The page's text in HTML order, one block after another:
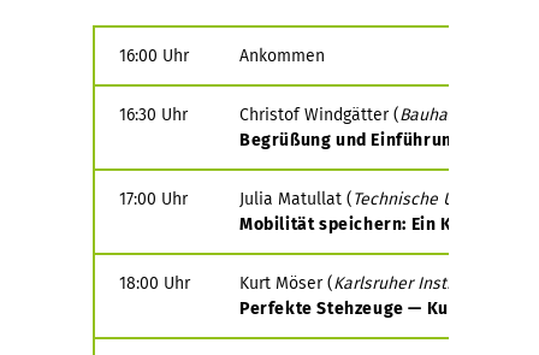
16:00 Uhr Ankommen
16:30 Uhr ChristofWindgätter (Bauhaus-
Begrüßung und Einführung
17:00 Uhr Julia Matullat (Technische Universität
Mobilitätspeichern: Ein Konzept
18:00 Uhr Kurt Möser (KarlsruherInstitut für
PerfekteStehzeuge — Kulturen